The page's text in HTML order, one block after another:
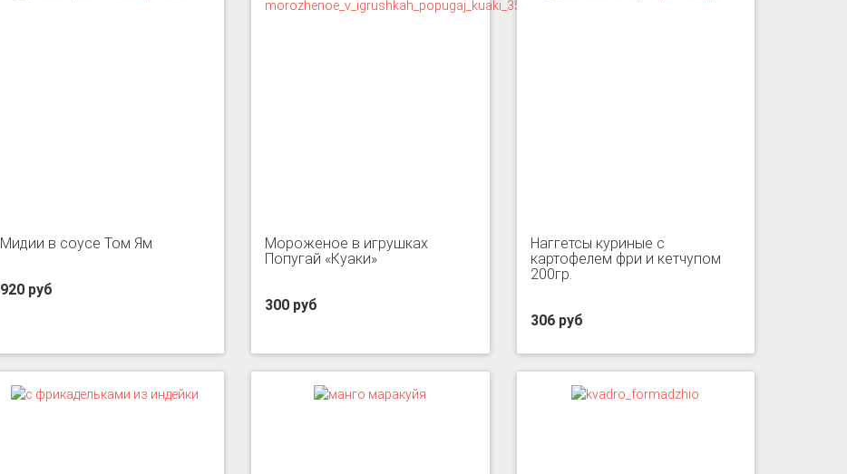
Мидии в соусе Том Ям
920 руб
Мороженое в игрушках
Попугай «Куаки»
300 руб
Наггетсы куриные с
картофелем фри и кетчупом
200гр.
306 руб